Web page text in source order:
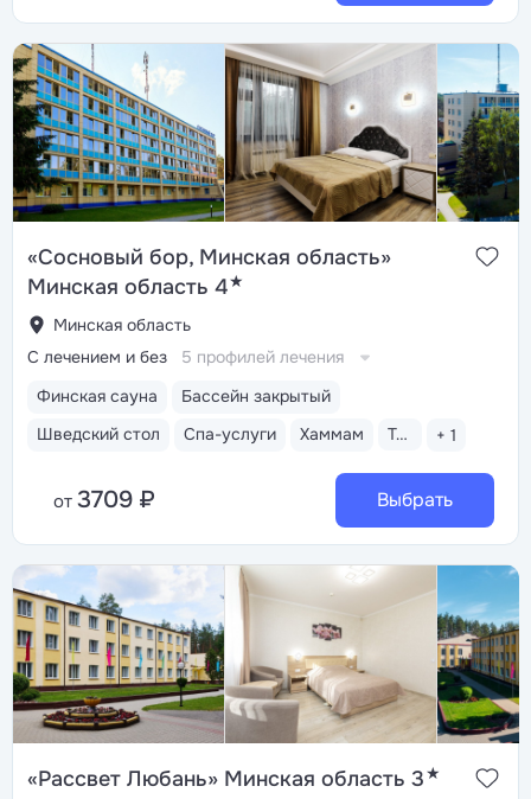
«Сосновый бор, Минская область»
Минская область 4★
Минская область
Финская сауна
Бассейн закрытый
Шведский стол
Спа-услуги Хаммам Тренажерный зал + 1
С лечением и без 5 профилей лечения
от 3709 ₽ Выбрать
«Рассвет Любань» Минская область 3★